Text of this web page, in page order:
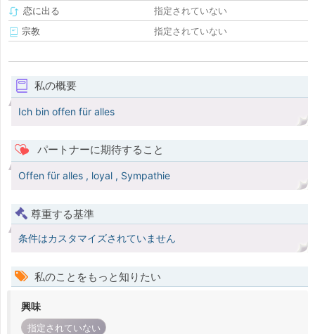
恋に出る
指定されていない
宗教
指定されていない
私の概要
Ich bin offen für alles
パートナーに期待すること
Offen für alles , loyal , Sympathie
尊重する基準
条件はカスタマイズされていません
私のことをもっと知りたい
興味
指定されていない